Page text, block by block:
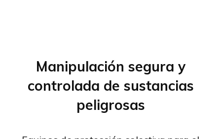
Manipulación segura y
controlada de sustancias
peligrosas